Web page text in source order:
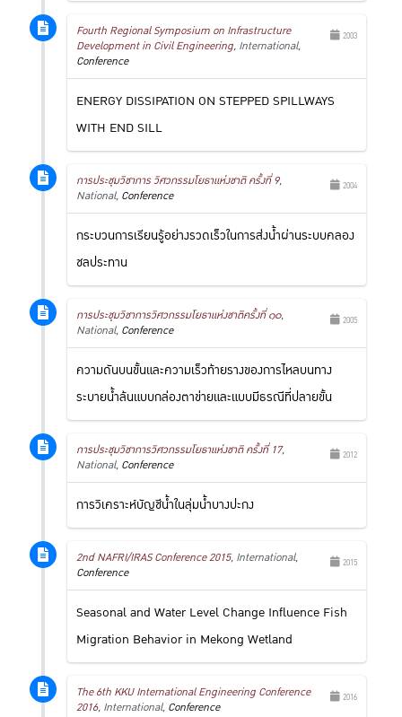
2003
Fourth Regional Symposium on Infrastructure
Development in Civil Engineering, International,
Conference
ENERGY DISSIPATION ON STEPPED SPILLWAYS
WITH END SILL
2004
การประชุมวิชาการ วิศวกรรมโยธาแห่งชาติ ครั้งที่ 9,
National, Conference
กระบวนการเรียนรู้อย่างรวดเร็วในการส่งน้ำผ่านระบบคลอง
ชลประทาน
2005
การประชุมวิชาการวิศวกรรมโยธาแห่งชาติครั้งที่ ๑๐,
National, Conference
ความดันบนขั้นและความเร็วท้ายรางของการไหลบนทาง
ระบายน้ำล้นแบบกล่องตาข่ายและแบบมีธรณีที่ปลายขั้น
2012
การประชุมวิชาการวิศวกรรมโยธาแห่งชาติ ครั้งที่ 17,
National, Conference
การวิเคราะห์บัญชีน้ำในลุ่มน้ำบางปะกง
2015
2nd NAFRI/IRAS Conference 2015, International,
Conference
Seasonal and Water Level Change Influence Fish
Migration Behavior in Mekong Wetland
2016
The 6th KKU International Engineering Conference
2016, International, Conference